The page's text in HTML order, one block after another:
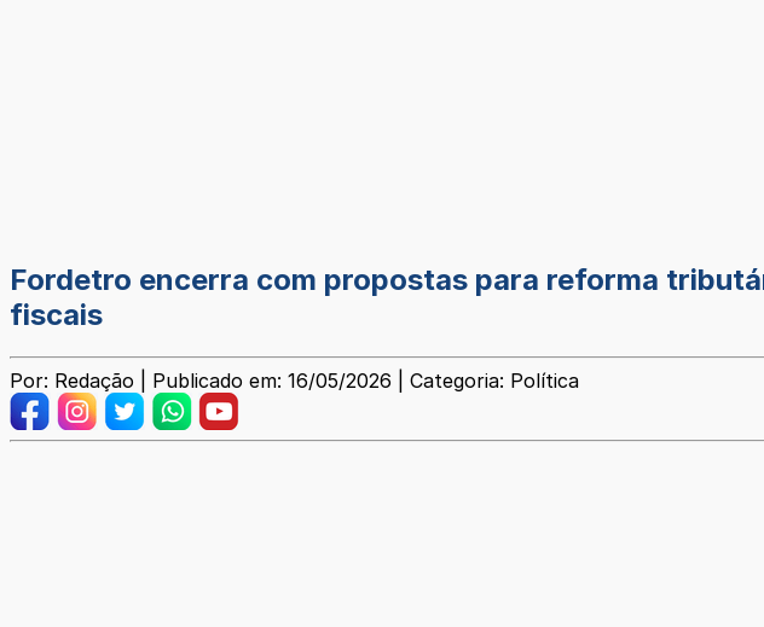
Fordetro encerra com propostas para reforma
fiscais
Por: Redação | Publicado em: 16/05/2026 | Categoria: Política